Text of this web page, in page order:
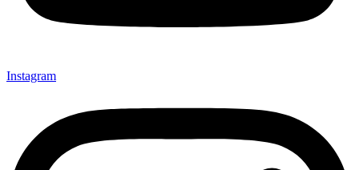
Instagram